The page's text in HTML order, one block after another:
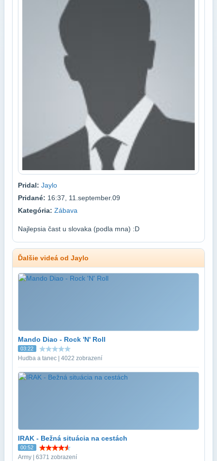
Pridal: Jaylo
Pridané: 16:37, 11.september.09
Kategória: Zábava
Najlepsia čast u slovaka (podla mna) :D
Ďalšie videá od Jaylo
Mando Diao - Rock 'N' Roll
03:22
Hudba a tanec | 4022 zobrazení
IRAK - Bežná situácia na cestách
00:52
Army | 6371 zobrazení